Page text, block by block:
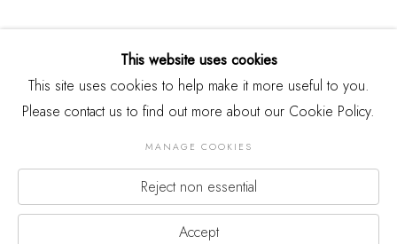
版权 2026 THREE SHADOWS
Manage cookies
This website uses cookies
This site uses cookies to help make it more useful to you.
Please contact us to find out more about our Cookie Policy.
MANAGE COOKIES
Reject non essential
Accept